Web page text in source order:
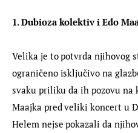
1. Dubioza kolektiv i Edo
Velika je to potvrda njihovog
ograničeno isključivo na
svaku priliku da ih pozovu na
Maajka pred veliki koncert u
Helem nejse pokazali da